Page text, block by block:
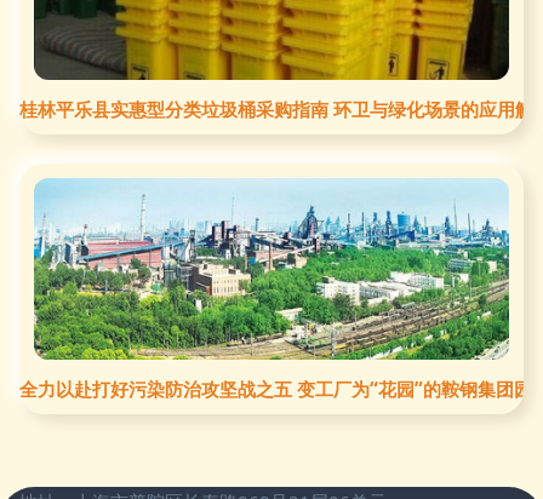
桂林平乐县实惠型分类垃圾桶采购指南 环卫与绿化场景的应用解
全力以赴打好污染防治攻坚战之五 变工厂为“花园”的鞍钢集团园